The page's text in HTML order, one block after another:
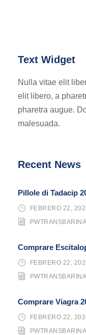
Text Widget
Nulla vitae elit
elit libero, a
pharetra augue.
malesuada.
Recent News
Pillole di Tadacip
FEBRERO 22,
Comprare
FEBRERO 22,
Comprare Viagra
FEBRERO 22,